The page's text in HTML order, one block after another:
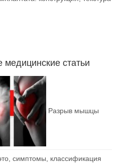
статьи
Разрыв мышцы